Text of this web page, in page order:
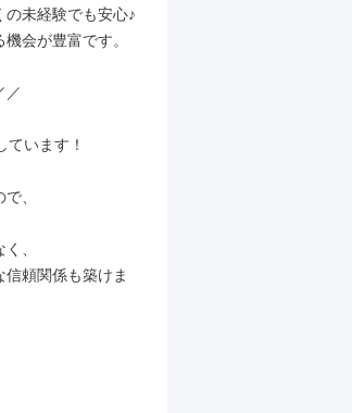
未経験でも安心♪
会が豊富です。
／
います！
、
、
頼関係も築けま